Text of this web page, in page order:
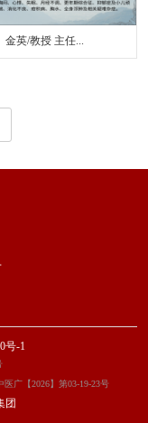
金英/教授 主任...
号-1
广【2026】第03-19-23号
团